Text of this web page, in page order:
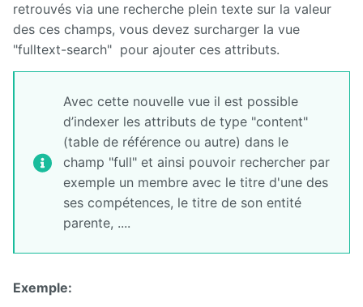
retrouvés via une recherche plein texte sur la valeur
des ces champs, vous devez surcharger la vue
"fulltext-search" pour ajouter ces attributs.
Avec cette nouvelle vue il est possible
d’indexer les attributs de type "content"
(table de référence ou autre) dans le
champ "full" et ainsi pouvoir rechercher par
exemple un membre avec le titre d'une des
ses compétences, le titre de son entité
parente, ....
Exemple: